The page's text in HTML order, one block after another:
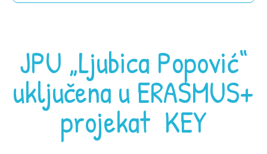
JPU „Ljubica Popović“
uključena u ERASMUS+
projekat KEY